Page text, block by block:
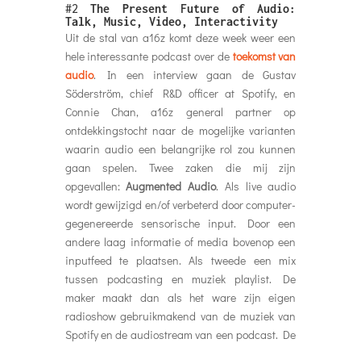
#2The Present Future of Audio:
Talk, Music, Video, Interactivity
Uit de stal van a16z komt deze week weer een
hele interessante podcast over de toekomst van
audio. In een interview gaan de Gustav
Söderström, chief R&D officer at Spotify, en
Connie Chan, a16z general partner op
ontdekkingstocht naar de mogelijke varianten
waarin audio een belangrijke rol zou kunnen
gaan spelen. Twee zaken die mij zijn
opgevallen:Augmented Audio. Als live audio
wordt gewijzigd en/of verbeterd door computer-
gegenereerde sensorische input. Door een
andere laag informatie of media bovenop een
inputfeed te plaatsen. Als tweede een mix
tussen podcasting en muziek playlist. De
maker maakt dan als het ware zijn eigen
radioshow gebruikmakend van de muziek van
Spotify en de audiostream van een podcast. De